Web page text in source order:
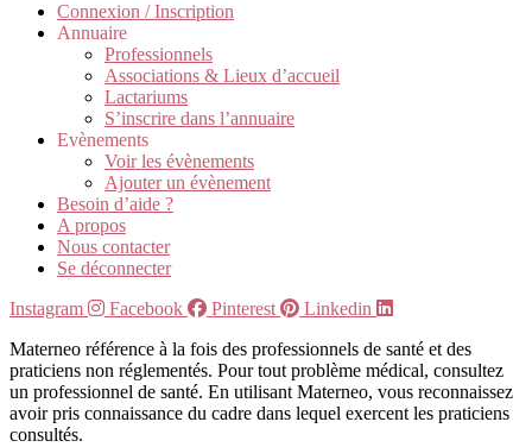
Connexion / Inscription
Annuaire
Professionnels
Associations & Lieux d’accueil
Lactariums
S’inscrire dans l’annuaire
Evènements
Voir les évènements
Ajouter un évènement
Besoin d’aide ?
A propos
Nous contacter
Se déconnecter
Instagram
Facebook Pinterest
Linkedin
Materneo référence à la fois des professionnels de santé et des
praticiens non réglementés. Pour tout problème médical, consultez
un professionnel de santé. En utilisant Materneo, vous reconnaissez
avoir pris connaissance du cadre dans lequel exercent les praticiens
consultés.